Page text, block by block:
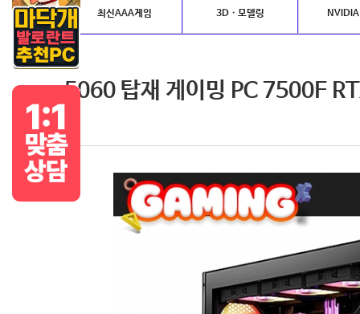
최신AAA게임 3D · 모델링
5060 탑재 게이밍 PC 7500F